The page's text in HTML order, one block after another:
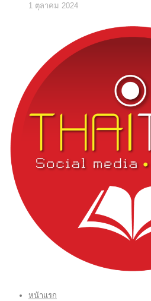
1 ตุลาคม 2024
หน้าแรก